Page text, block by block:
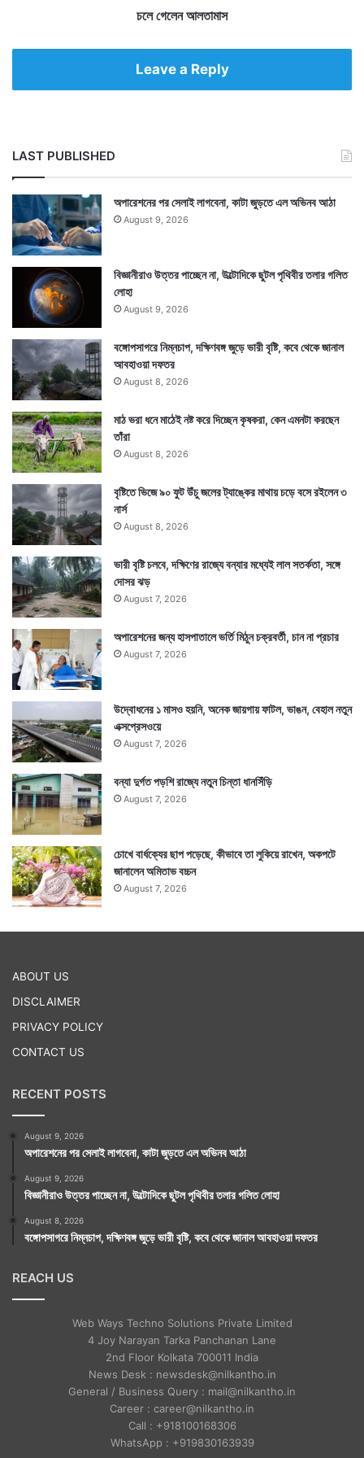
জ
মী
চলে গেলেন আলতামাস
Leave a Reply
LAST PUBLISHED
অপারেশনের পর সেলাই লাগবেনা, কাটা জুড়তে এল অভিনব আঠা
August 9, 2026
বিজ্ঞানীরাও উত্তর পাচ্ছেন না, উল্টোদিকে ছুটল পৃথিবীর তলার গলিত
লোহা
August 9, 2026
বঙ্গোপসাগরে নিম্নচাপ, দক্ষিণবঙ্গ জুড়ে ভারী বৃষ্টি, কবে থেকে জানাল
আবহাওয়া দফতর
August 8, 2026
মাঠ ভরা ধনে মাঠেই নষ্ট করে দিচ্ছেন কৃষকরা, কেন এমনটা করছেন
তাঁরা
August 8, 2026
বৃষ্টিতে ভিজে ৯০ ফুট উঁচু জলের ট্যাঙ্কের মাথায় চড়ে বসে রইলেন ৩
নার্স
August 8, 2026
ভারী বৃষ্টি চলবে, দক্ষিণের রাজ্যে বন্যার মধ্যেই লাল সতর্কতা, সঙ্গে
দোসর ঝড়
August 7, 2026
অপারেশনের জন্য হাসপাতালে ভর্তি মিঠুন চক্রবর্তী, চান না প্রচার
August 7, 2026
উদ্বোধনের ১ মাসও হয়নি, অনেক জায়গায় ফাটল, ভাঙন, বেহাল নতুন
এক্সপ্রেসওয়ে
August 7, 2026
বন্যা দুর্গত পড়শি রাজ্যে নতুন চিন্তা ধানসিঁড়ি
August 7, 2026
চোখে বার্ধক্যের ছাপ পড়েছে, কীভাবে তা লুকিয়ে রাখেন, অকপটে
জানালেন অমিতাভ বচ্চন
August 7, 2026
ABOUT US
DISCLAIMER
PRIVACY POLICY
CONTACT US
RECENT POSTS
August 9, 2026
অপারেশনের পর সেলাই লাগবেনা, কাটা জুড়তে এল অভিনব আঠা
August 9, 2026
বিজ্ঞানীরাও উত্তর পাচ্ছেন না, উল্টোদিকে ছুটল পৃথিবীর তলার গলিত লোহা
August 8, 2026
বঙ্গোপসাগরে নিম্নচাপ, দক্ষিণবঙ্গ জুড়ে ভারী বৃষ্টি, কবে থেকে জানাল আবহাওয়া দফতর
REACH US
Web Ways Techno Solutions Private Limited
4 Joy Narayan Tarka Panchanan Lane
2nd Floor Kolkata 700011 India
News Desk : newsdesk@nilkantho.in
General / Business Query : mail@nilkantho.in
Career : career@nilkantho.in
Call : +918100168306
WhatsApp : +919830163939